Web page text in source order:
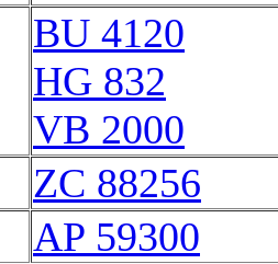
BU 4120
HG 832
VB 2000
ZC 88256
AP 59300